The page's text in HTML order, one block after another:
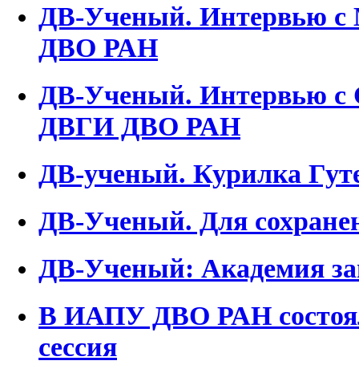
ДВ-Ученый. Интервью с
ДВО РАН
ДВ-Ученый. Интервью с
ДВГИ ДВО РАН
ДВ-ученый. Курилка
ДВ-Ученый. Для
ДВ-Ученый: Академия
В ИАПУ ДВО РАН
сессия